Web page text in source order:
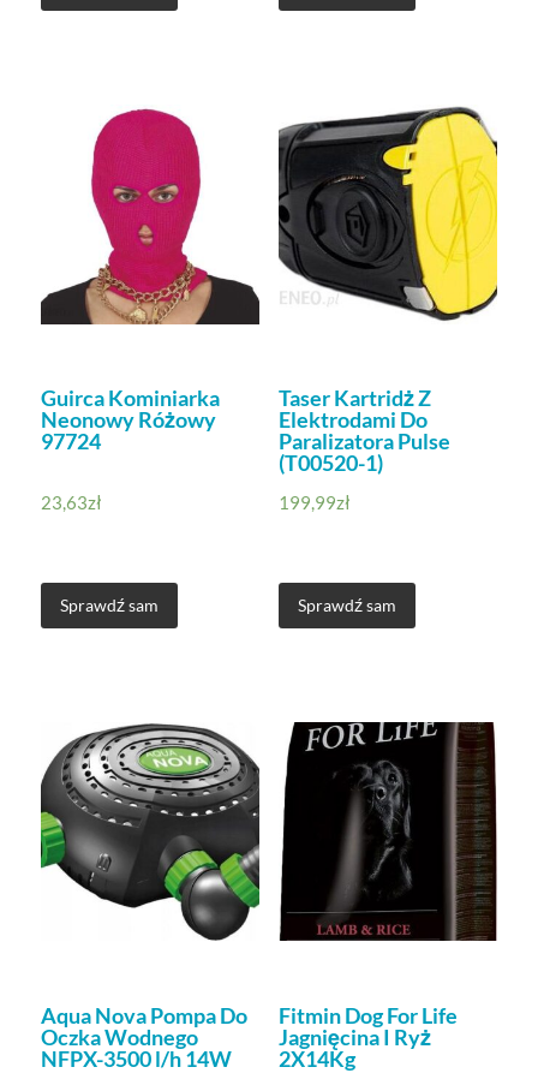
Guirca Kominiarka
Neonowy Różowy
97724
23,63zł
Sprawdź sam
Taser Kartridż Z
Elektrodami Do
Paralizatora Pulse
(T00520-1)
199,99zł
Sprawdź sam
Aqua Nova Pompa Do
Oczka Wodnego
NFPX-3500 l/h 14W
Fitmin Dog For Life
Jagnięcina I Ryż
2X14Kg